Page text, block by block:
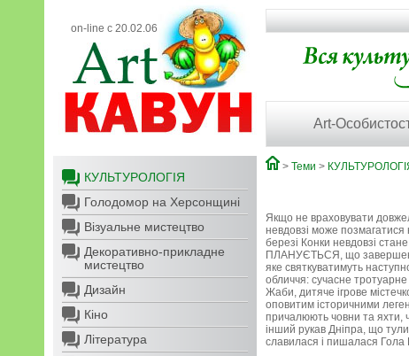
on-line с 20.02.06
Art-
КУЛЬТУРОЛОГІЯ
Голодомор на Херсонщині
Візуальне мистецтво
Декоративно-прикладне
мистецтво
Дизайн
Кіно
Література
> Теми >
Якщо не враховувати
невдовзі може позмагатися
березі Конки невдовзі
ПЛАНУЄТЬСЯ, що
яке святкуватимуть
обличчя: сучасне
Жаби, дитяче ігрове
оповитим історичними
причалюють човни та яхти,
інший рукав Дніпра, що
славилася і пишалася Гола